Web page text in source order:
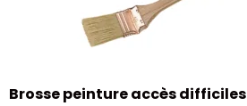
Brosse peinture accès difficiles